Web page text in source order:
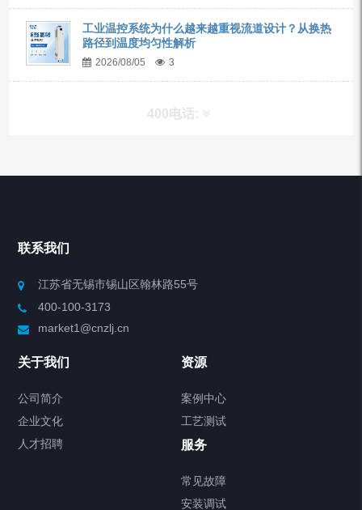
工业温控系统为什么越来越重视流道设计？从换热
路径到温度均匀性解析
2026/08/05 3
400电话:
产品分类
制冷加热动态控温系统
Chiller气体控温系统
联系我们
江苏省无锡市锡山区翰林路55号
400-100-3173
market1@cnzlj.cn
关于我们
公司简介
企业文化
人才招聘
资源
案例中心
工艺测试
服务
常见故障
安装调试